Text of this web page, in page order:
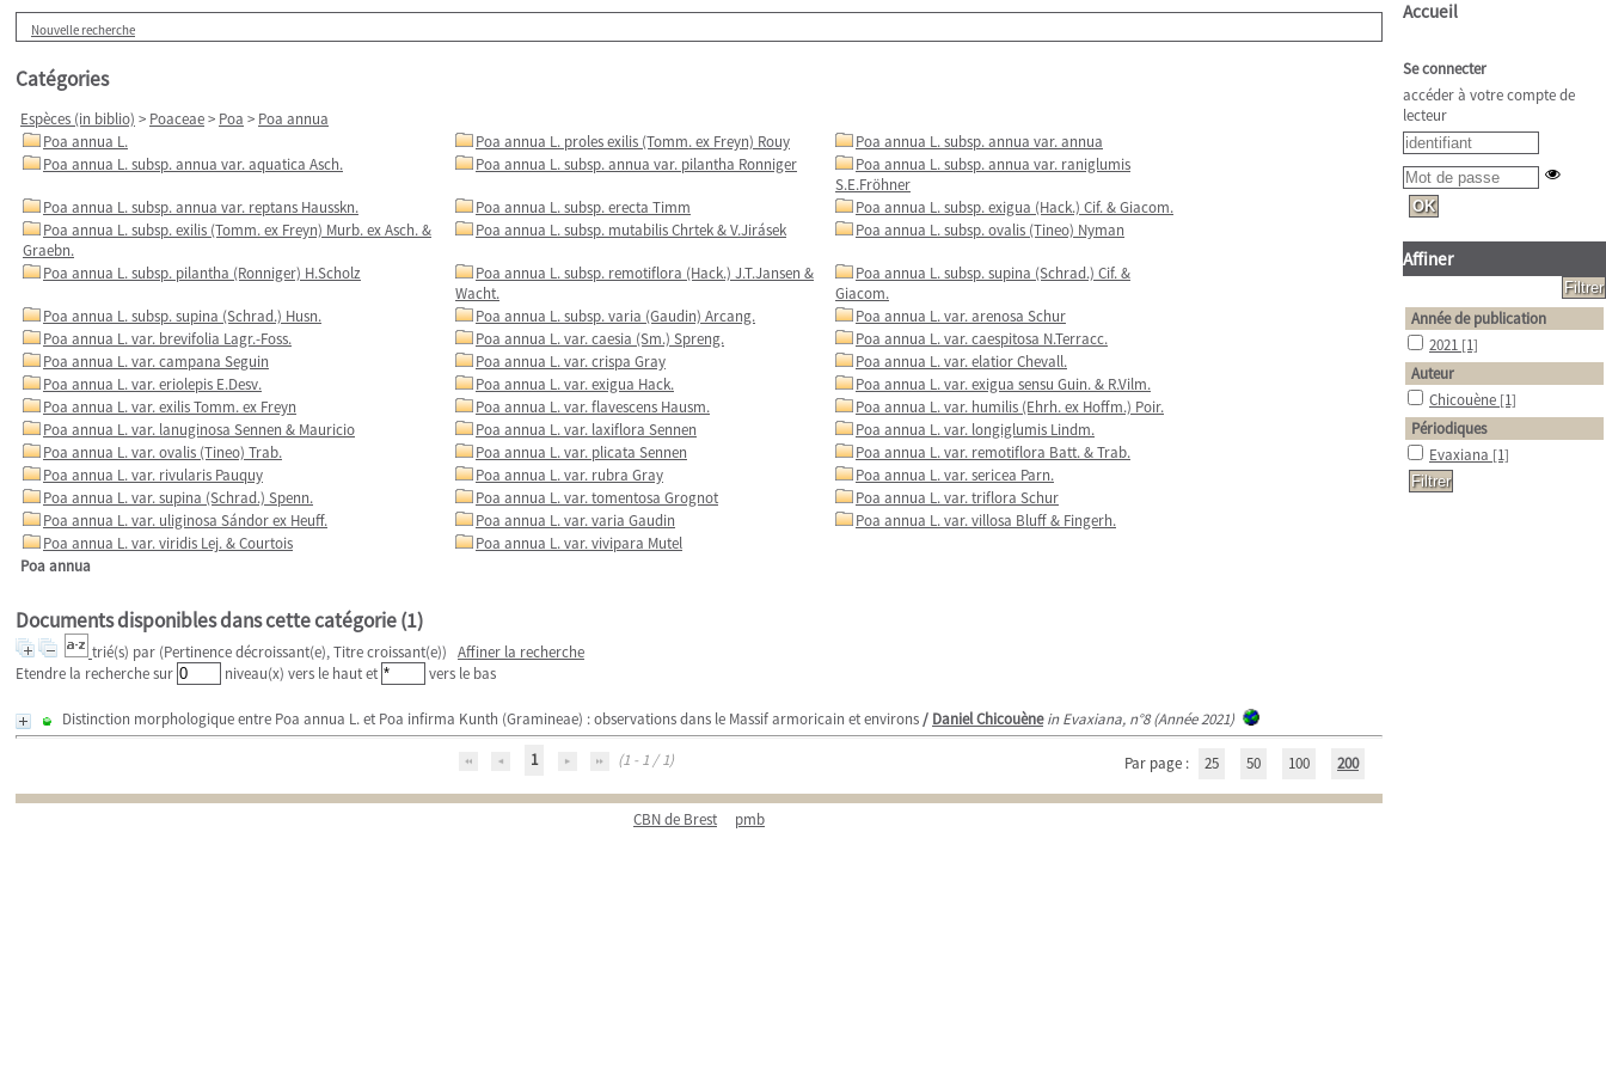
Nouvelle recherche
Catégories
Espèces (in biblio) > Poaceae> Poa > Poa annua
Poa annua L.
Poa annua L. proles exilis (Tomm. ex Freyn) Rouy
Poa annua L. subsp. annua var. annua
Poa annua L. subsp. annua var. aquatica Asch.
Poa annua L. subsp. annua var. pilantha Ronniger
Poa annua L. subsp. annua var. raniglumis
S.E.Fröhner
Poa annua L. subsp. annua var. reptans Hausskn.
Poa annua L. subsp. erecta Timm
Poa annua L. subsp. exigua (Hack.) Cif. & Giacom.
Poa annua L. subsp. exilis (Tomm. ex Freyn) Murb. ex Asch. &
Graebn.
Poa annua L. subsp. mutabilis Chrtek & V.Jirásek Poa annua L. subsp. ovalis (Tineo) Nyman
Poa annua L. subsp. pilantha (Ronniger) H.Scholz
Poa annua L. subsp. remotiflora (Hack.) J.T.Jansen &
Wacht.
Poa annua L. subsp. supina (Schrad.) Cif. &
Giacom.
Poa annua L. subsp. supina (Schrad.) Husn.
Poa annua L. subsp. varia (Gaudin) Arcang.
Poa annua L. var. arenosa Schur
Poa annua L. var. brevifolia Lagr.-Foss.
Poa annua L. var. caesia (Sm.) Spreng.
Poa annua L. var. caespitosa N.Terracc.
Poa annua L. var. campana Seguin
Poa annua L. var. crispa Gray
Poa annua L. var. elatior Chevall.
Poa annua L. var. eriolepis E.Desv.
Poa annua L. var. exigua Hack.
Poa annua L. var. exigua sensu Guin. & R.Vilm.
Poa annua L. var. exilis Tomm. ex Freyn
Poa annua L. var. flavescens Hausm.
Poa annua L. var. humilis (Ehrh. ex Hoffm.) Poir.
Poa annua L. var. lanuginosa Sennen & Mauricio
Poa annua L. var. laxiflora Sennen
Poa annua L. var. longiglumis Lindm.
Poa annua L. var. ovalis (Tineo) Trab.
Poa annua L. var. plicata Sennen
Poa annua L. var. remotiflora Batt. & Trab.
Poa annua L. var. rivularis Pauquy
Poa annua L. var. rubra Gray
Poa annua L. var. sericea Parn.
Poa annua L. var. supina (Schrad.) Spenn.
Poa annua L. var. tomentosa Grognot
Poa annua L. var. triflora Schur
Poa annua L. var. uliginosa Sándor ex Heuff.
Poa annua L. var. varia Gaudin
Poa annua L. var. villosa Bluff & Fingerh.
Poa annua L. var. viridis Lej. & Courtois
Poa annua L. var. vivipara Mutel
Poa annua
Documents disponibles dans cette catégorie (1)
trié(s) par (Pertinence décroissant(e), Titre croissant(e)) Affiner la recherche
Etendre la recherche sur
niveau(x) vers le haut et vers le bas
Distinction morphologique entre Poa annua L. et Poa infirma Kunth (Gramineae) : observations dans le Massif armoricain et environs/ Daniel Chicouène in Evaxiana, n°8 (Année 2021)
1
(1 - 1 / 1) Par page : 25 50 100 200
CBN de Brest pmb
Accueil
Se connecter
accéder à votre compte de
lecteur
Affiner
Année de publication
2021 [1]
Auteur
Chicouène [1]
Périodiques
Evaxiana [1]